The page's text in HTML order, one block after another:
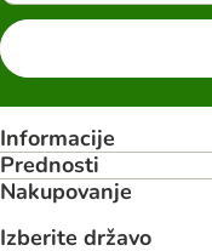
Informacije
Prednosti
Nakupovanje
Izberite državo